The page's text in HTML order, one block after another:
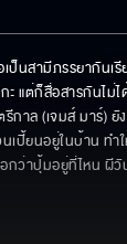
ป็นสามีภรรยากันเ
แต่ก็สื่อสารกันไม่ไ
กาล (เจมส์ มาร์)
ปี้ยนอยู่ในบ้าน ทำใ
กว่าปุ้มอยู่ที่ไหน ผี